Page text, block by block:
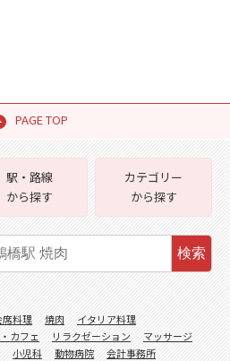
PAGE TOP
駅・路線
から探す
カテゴリー
から探す
検索
料理 焼肉
イタリア料理
カフェ リラクゼーション
マッサージ
小児科 動物病院
会計事務所